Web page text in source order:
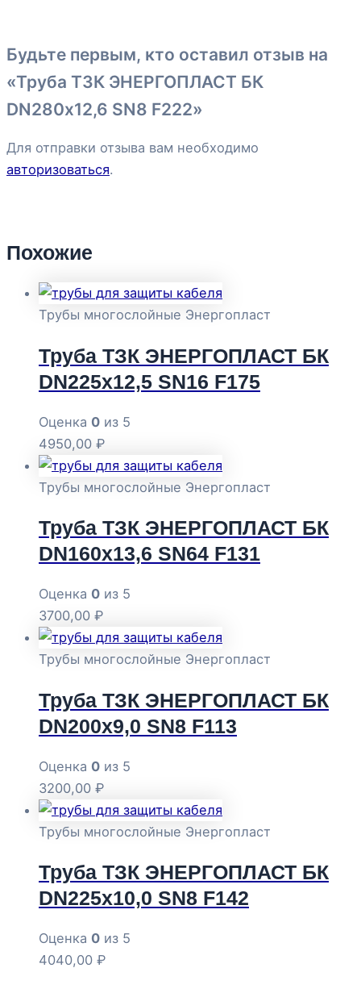
Будьте первым, кто оставил отзыв на
«Труба ТЗК ЭНЕРГОПЛАСТ БК
DN280х12,6 SN8 F222»
Для отправки отзыва вам необходимо
авторизоваться.
Похожие
Трубы многослойные Энергопласт
Труба ТЗК ЭНЕРГОПЛАСТ БК
DN225х12,5 SN16 F175
Оценка 0 из 5
4950,00 ₽
Трубы многослойные Энергопласт
Труба ТЗК ЭНЕРГОПЛАСТ БК
DN160х13,6 SN64 F131
Оценка 0 из 5
3700,00 ₽
Трубы многослойные Энергопласт
Труба ТЗК ЭНЕРГОПЛАСТ БК
DN200х9,0 SN8 F113
Оценка 0 из 5
3200,00 ₽
Трубы многослойные Энергопласт
Труба ТЗК ЭНЕРГОПЛАСТ БК
DN225х10,0 SN8 F142
Оценка 0 из 5
4040,00 ₽